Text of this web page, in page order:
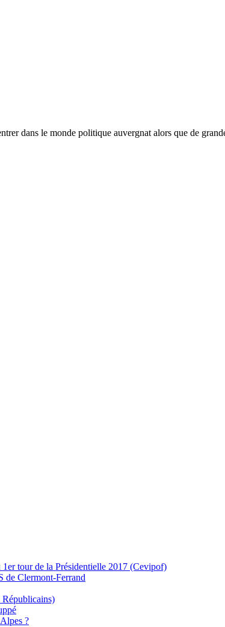
dans le monde politique auvergnat alors que de
tour de la Présidentielle 2017 (Cevipof)
de Clermont-Ferrand
?